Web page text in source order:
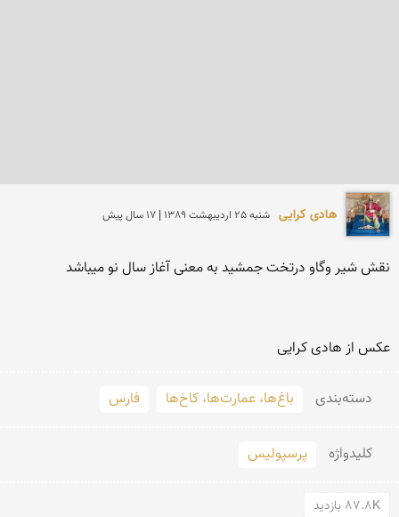
هادی کرایی شنبه 25 ارديبهشت 1389 | 17 سال پیش
عكس از هادی كرایی
دسته‌بندی باغ‌ها، عمارت‌ها، کاخ‌ها فارس
کلید‌واژه پرسپولیس
87.8K بازدید